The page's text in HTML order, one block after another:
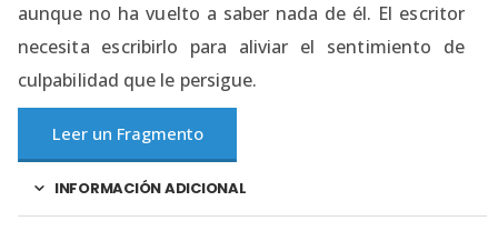
aunque no ha vuelto a saber nada de él. El escritor
necesita escribirlo para aliviar el sentimiento de
culpabilidad que le persigue.
Leer un Fragmento
INFORMACIÓN ADICIONAL